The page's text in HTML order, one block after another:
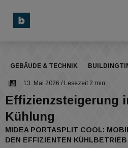
GEBÄUDE & TECHNIK
13. Mai 2026 / Lesezeit 2 min
Effizienzsteigerung
Kühlung
MIDEA PORTASPLIT COOL:
DEN EFFIZIENTEN